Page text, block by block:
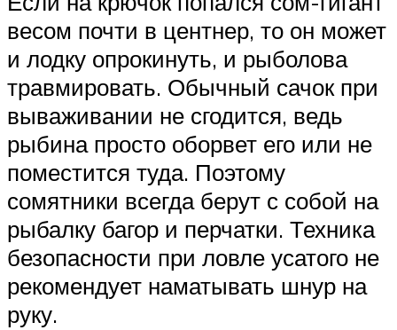
весом почти в центнер, то он может
и лодку опрокинуть, и рыболова
травмировать. Обычный сачок при
вываживании не сгодится, ведь
рыбина просто оборвет его или не
поместится туда. Поэтому
сомятники всегда берут с собой на
рыбалку багор и перчатки. Техника
безопасности при ловле усатого не
рекомендует наматывать шнур на
руку.